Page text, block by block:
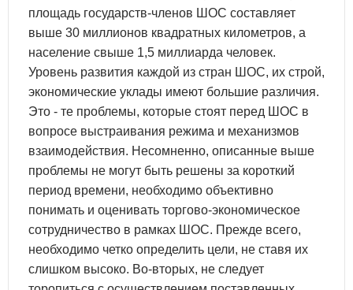
площадь государств-членов ШОС составляет
выше 30 миллионов квадратных километров, а
население свыше 1,5 миллиарда человек.
Уровень развития каждой из стран ШОС, их строй,
экономические уклады имеют большие различия.
Это - те проблемы, которые стоят перед ШОС в
вопросе выстраивания режима и механизмов
взаимодействия. Несомненно, описанные выше
проблемы не могут быть решены за короткий
период времени, необходимо объективно
понимать и оценивать торгово-экономическое
сотрудничество в рамках ШОС. Прежде всего,
необходимо четко определить цели, не ставя их
слишком высоко. Во-вторых, не следует